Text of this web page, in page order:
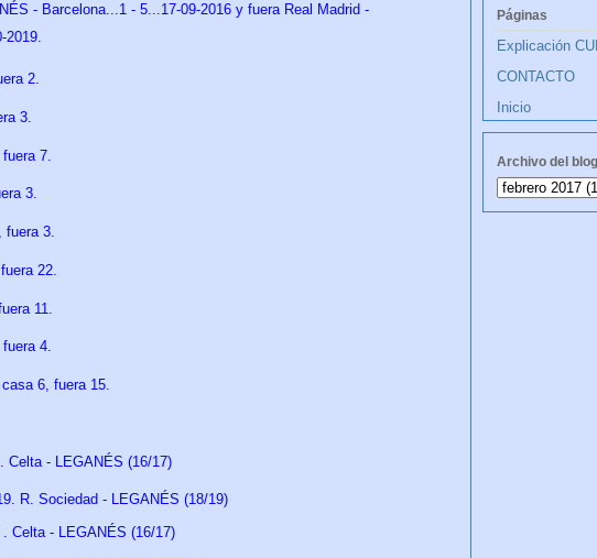
- Barcelona...1 - 5...17-09-2016 y fuera Real Madrid -
2019.
2.
3.
7.
3.
fuera 3.
22.
11.
4.
6, fuera 15.
Celta - LEGANÉS (16/17)
R. Sociedad - LEGANÉS (18/19)
. Celta - LEGANÉS (16/17)
Páginas
Explicación
CONTACTO
Inicio
Archivo del blog